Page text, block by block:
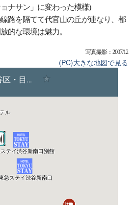
ナサン」に変わった模様)
路を隔てて代官山の丘が連なり、都
的な環境は魅力。
写真撮影：2007/12
(PC)大きな地図で見る